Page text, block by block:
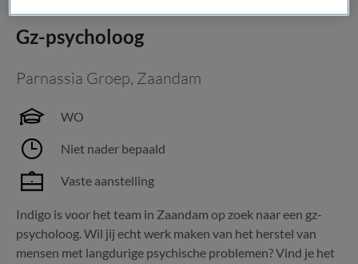
Gz-psycholoog
Parnassia Groep, Zaandam
WO
Niet nader bepaald
Vaste aanstelling
Indigo is voor het team in Zaandam op zoek naar een gz-
psycholoog. Wil jij echt werk maken van het herstel van
mensen met langdurige psychische problemen? Vind je het